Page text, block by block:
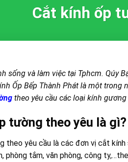
Cắt kính ốp
sống và làm việc tại Tphcm. Qúy
Ốp Bếp Thành Phát là một
theo yêu cầu các loại kính
tường theo yêu là gì?
theo yêu cầu là các đơn vị cắt
phòng tắm, văn phòng, công